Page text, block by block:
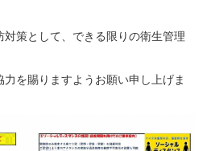
策として、できる限りの衛生管理
を賜りますようお願い申し上げま